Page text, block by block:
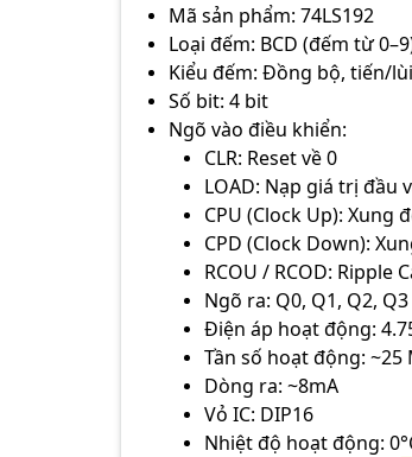
Mã sản phẩm: 74LS192
Loại đếm: BCD (đếm từ
Kiểu đếm: Đồng bộ, tiến/
Số bit: 4 bit
Ngõ vào điều khiển:
CLR: Reset về 0
LOAD: Nạp giá trị đầu
CPU (Clock Up): Xung
CPD (Clock Down):
RCOU / RCOD:
Ngõ ra: Q0, Q1, Q2, Q3
Điện áp hoạt động:
Tần số hoạt động: ~25
Dòng ra: ~8mA
Vỏ IC: DIP16
Nhiệt độ hoạt động: